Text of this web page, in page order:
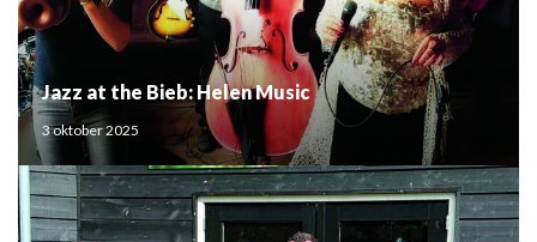
Jazz at the Bieb: Helen Music
3 oktober 2025